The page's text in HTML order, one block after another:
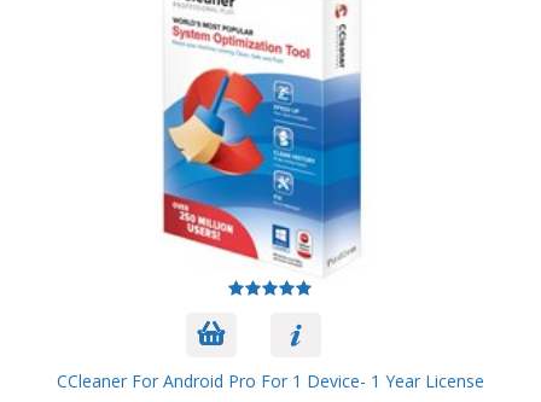
CCleaner For Android Pro For 1 Device- 1 Year License